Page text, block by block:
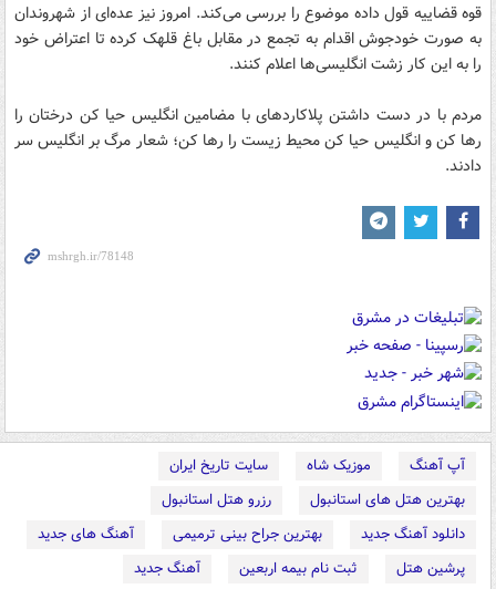
قوه قضاییه قول داده موضوع را بررسی می‌کند. امروز نیز عده‌ای از شهروندان
به صورت خودجوش اقدام به تجمع در مقابل باغ قلهک کرده تا اعتراض خود
را به این کار زشت انگلیسی‌ها اعلام کنند.
مردم با در دست داشتن پلاکاردهای با مضامین انگلیس حیا کن درختان را
رها کن و انگلیس حیا کن محیط زیست را رها کن؛ شعار مرگ بر انگلیس سر
دادند.
آپ آهنگ موزیک شاه
سایت تاریخ ایران
بهترین هتل های استانبول
رزرو هتل استانبول
دانلود آهنگ جدید
بهترین جراح بینی ترمیمی
آهنگ های جدید
پرشین هتل
ثبت نام بیمه اربعین
آهنگ جدید